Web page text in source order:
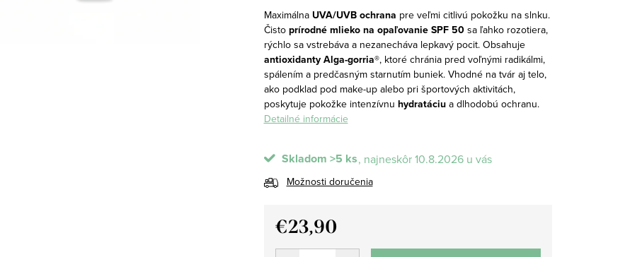
Maximálna UVA/UVB ochrana pre veľmi citlivú pokožku na slnku.
Čisto prírodné mlieko na opaľovanie SPF 50sa ľahko rozotiera,
rýchlo sa vstrebáva a nezanecháva lepkavý pocit. Obsahuje
antioxidanty Alga-gorria®, ktoré chránia pred voľnými radikálmi,
spálením a predčasným starnutím buniek. Vhodné na tvár aj telo,
ako podklad pod make-up alebo pri športových aktivitách,
poskytuje pokožke intenzívnu hydratáciua dlhodobú ochranu.
Detailné informácie
Skladom >5 ks 10.8.2026
Možnosti doručenia
€23,90
Jednotková